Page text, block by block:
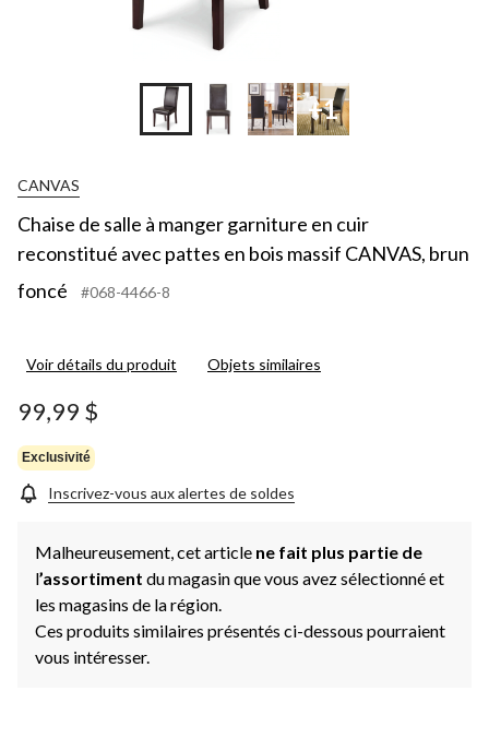
+1
CANVAS
Chaise de salle à manger garniture en cuir
reconstitué avec pattes en bois massif CANVAS, brun
foncé
#068-4466-8
Voir détails du produit Objets similaires
99,99 $
Exclusivité
Inscrivez-vous aux alertes de soldes
Malheureusement, cet article ne fait plus partie de
l’assortiment du magasin que vous avez sélectionné et
les magasins de la région.
Ces produits similaires présentés ci-dessous pourraient
vous intéresser.